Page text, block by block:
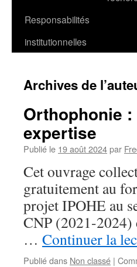
Responsabilités
institutionnelles
Archives de
Orthophonie
expertise
Publié le 19 août 2024par
Cet ouvrage
gratuitement au
projet IPOHE au
CNP (2021-2024)
… Continuer la
Publié dans Non classé |